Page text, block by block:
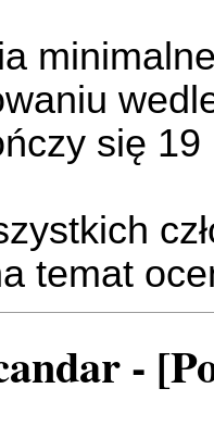
się
temat
-